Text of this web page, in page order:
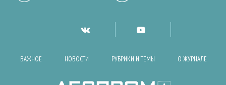
ВАЖНОЕ НОВОСТИ РУБРИКИ И ТЕМЫ О ЖУРНАЛЕ